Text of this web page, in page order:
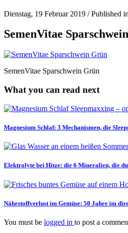
Dienstag, 19 Februar 2019 /Published in
SemenVitae
SemenVitae Sparschwein Grün
What you can read next
Magnesium Schlaf: 3 Mechanismen, die
Elektrolyte bei Hitze: die 6 Mineralien, die
Nährstoffverlust im Gemüse: 50 Jahre im
You must be logged in to post a